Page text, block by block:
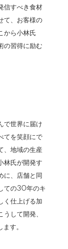
信すべき食材
て、お客様の
から小林氏
の習得に励む
で世界に届け
てを笑顔にで
、地域の生産
林氏が開発す
に、店舗と同
ての30年のキ
く仕上げる加
して開発、
す。